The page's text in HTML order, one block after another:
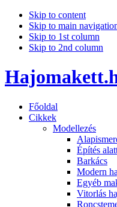
Skip to content
Skip to main
Skip to 1st column
Skip to 2nd column
Főoldal
Cikkek
Modellezés
Építés
Barkács
Modern
Egyéb
Vitorlás